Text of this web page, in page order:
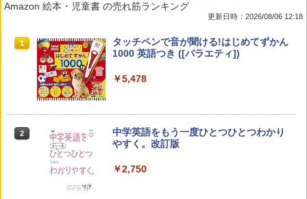
1 先生のためのGoogle AI完全攻略図鑑
2 子どもが変わる魔法の言葉
￥2,200
1
Amazon Fire HD 10 キッズモデル (10イ
ンチ) ピンク 対象年齢3歳から 数千点の
2
パイロット スイスイおえかき for Study
何回も書ける! れんしゅうボード ひらが
な・カタカナ・すうじ・ABC 3歳以上 知
育
Amazon 絵本・児童書 の売れ筋ランキング
更新日時：2026/08/06 12:18
1
タッチペンで音が聞ける!はじめてずかん
1000 英語つき ([バラエティ])
￥5,478
2
中学英語をもう一度ひとつひとつわかり
やすく。改訂版
￥2,750